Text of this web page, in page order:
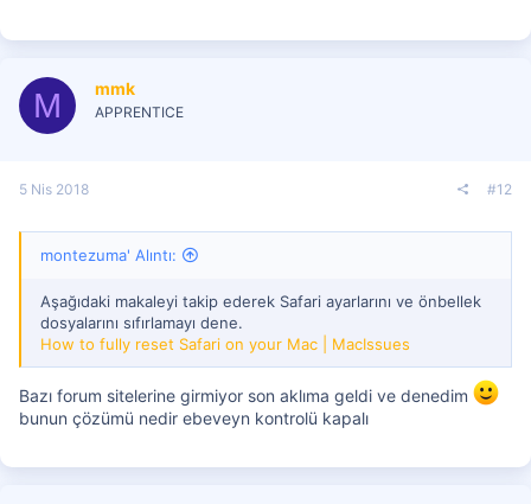
M mmk
APPRENTICE
5 Nis 2018 #12
montezuma' Alıntı:
Aşağıdaki makaleyi takip ederek Safari ayarlarını ve önbellek
dosyalarını sıfırlamayı dene.
How to fully reset Safari on your Mac | MacIssues
Bazı forum sitelerine girmiyor son aklıma geldi ve denedim
bunun çözümü nedir ebeveyn kontrolü kapalı